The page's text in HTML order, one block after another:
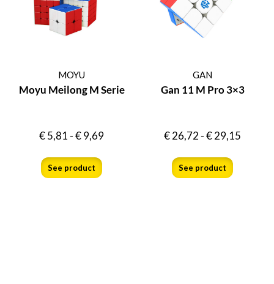
MOYU
Moyu Meilong M Serie
€5,81-€9,69
See product
GAN
Gan 11 M Pro 3×3
€26,72-€29,15
See product